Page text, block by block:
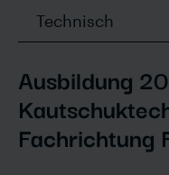
Technisch
Ausbildung
Fachrichtung